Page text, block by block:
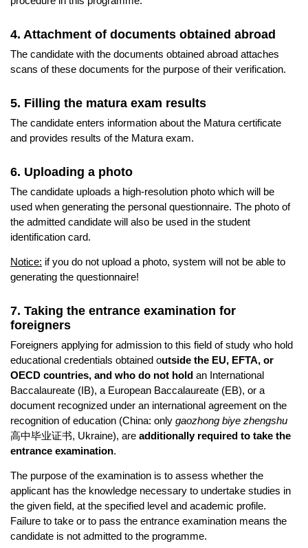
4. Attachment of documents obtained abroad
The candidate with the documents obtained abroad attaches
scans of these documents for the purpose of their verification.
5. Filling the matura exam results
The candidate enters information about the Matura certificate
and provides results of the Matura exam.
6. Uploading a photo
The candidate uploads a high-resolution photo which will be
used when generating the personal questionnaire. The photo of
the admitted candidate will also be used in the student
identification card.
Notice: if you do not upload a photo, system will not be able to
generating the questionnaire!
7. Taking the entrance examination for
foreigners
Foreigners applying for admission to this field of study who hold
educational credentials obtained outside the EU, EFTA, or
OECD countries, and who do not hold an International
Baccalaureate (IB), a European Baccalaureate (EB), or a
document recognized under an international agreement on the
recognition of education (China: only gaozhong biye zhengshu
高中毕业证书, Ukraine), are additionally required to take the
entrance examination.
The purpose of the examination is to assess whether the
applicant has the knowledge necessary to undertake studies in
the given field, at the specified level and academic profile.
Failure to take or to pass the entrance examination means the
candidate is not admitted to the programme.